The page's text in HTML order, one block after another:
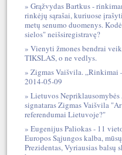
Grąžvydas Bartkus -
rinkėjų sąrašai, kuriuose
metų senumo duomenys.
sielos" neišsiregistravę?
Vienyti žmones bendrai
TIKSLAS, o ne vedlys.
Zigmas Vaišvila. „Rinkimai
2014-05-09
Lietuvos Nepriklausomybės
signataras Zigmas Vaišvila
referendumai Lietuvoje?"
Eugenijus Paliokas - 11
Europos Sąjungos kalba,
Prezidentas, Vyriausias balsų